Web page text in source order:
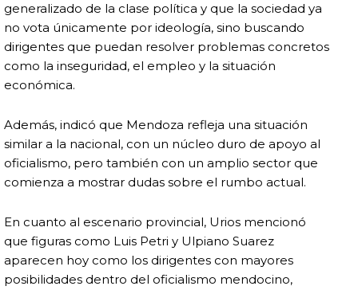
generalizado de la clase política y que la sociedad ya
no vota únicamente por ideología, sino buscando
dirigentes que puedan resolver problemas concretos
como la inseguridad, el empleo y la situación
económica.
Además, indicó que Mendoza refleja una situación
similar a la nacional, con un núcleo duro de apoyo al
oficialismo, pero también con un amplio sector que
comienza a mostrar dudas sobre el rumbo actual.
En cuanto al escenario provincial, Urios mencionó
que figuras como Luis Petri y Ulpiano Suarez
aparecen hoy como los dirigentes con mayores
posibilidades dentro del oficialismo mendocino,